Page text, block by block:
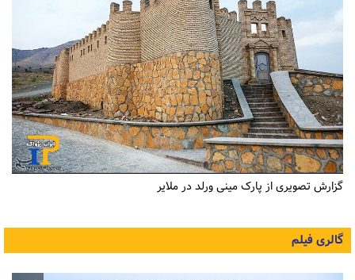
گزارش تصویری از پارک مینی ورلد در ملایر
گالری فیلم